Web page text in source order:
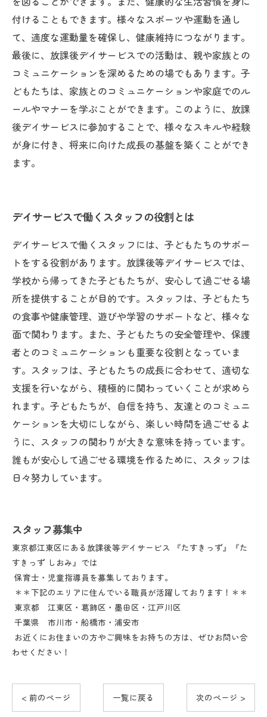
付けることもできます。様々なスポーツや運動を通し
て、適度な運動量を確保し、健康維持につながります。
最後に、放課後デイサービスでの活動は、親や家族との
コミュニケーションを深めるための場でもあります。子
どもたちは、家族とのコミュニケーションや家庭でのル
ールやマナーを学ぶことができます。このように、放課
後デイサービスに参加することで、様々なスキルや経験
が身に付き、将来に向けた成長の基盤を築くことができ
ます。
デイサービスで働くスタッフの役割とは
デイサービスで働くスタッフには、子どもたちのサポー
トをする役割があります。放課後等デイサービスでは、
学校から帰ってきた子どもたちが、安心して過ごせる場
所を提供することが目的です。スタッフは、子どもたち
の食事や健康管理、遊びや学習のサポートなど、様々な
面で関わります。また、子どもたちの安全管理や、保護
者とのコミュニケーションも重要な役割となっていま
す。スタッフは、子どもたちの成長に合わせて、適切な
支援を行いながら、積極的に関わっていくことが求めら
れます。子どもたちが、自信を持ち、友達とのコミュニ
ケーションを大切にしながら、楽しい時間を過ごせるよ
うに、スタッフの関わりが大きな意味を持っています。
誰もが安心して過ごせる環境を作るために、スタッフは
日々努力しています。
スタッフ募集中
東京都江東区にある放課後等デイサービス 『たすきっず』『た
すきっず しおみ』では
保育士・児童指導員を募集しております。
＊＊下記のエリアに住んでいる職員が活躍しております！＊＊
東京都 江東区・葛飾区・墨田区・江戸川区
千葉県 市川市・船橋市・浦安市
お近くにお住まいの方やご興味をお持ちの方は、ぜひお問い合
わせください！
< 前のページ 一覧に戻る 次のページ >